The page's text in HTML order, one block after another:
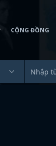
CỘNG ĐỒNG